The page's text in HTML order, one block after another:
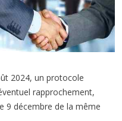
2024, un protocole
rapprochement,
9 décembre de la même